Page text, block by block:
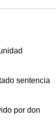
sentencia
por don